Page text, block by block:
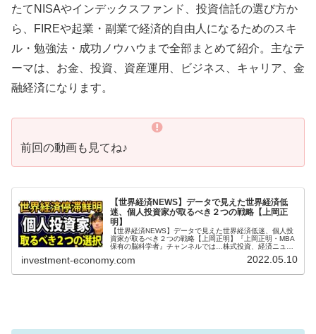
たてNISAやインデックスファンド、投資信託の選び方か
ら、FIREや起業・副業で経済的自由人になるためのスキ
ル・勉強法・成功ノウハウまで全部まとめて紹介。主なテ
ーマは、お金、投資、資産運用、ビジネス、キャリア、金
融経済になります。
前回の動画も見てね♪
【世界経済NEWS】データで見えた世界経済低
迷、個人投資家が取るべき２つの戦略【上岡正
明】
【世界経済NEWS】データで見えた世界経済低迷、個人投
資家が取るべき２つの戦略【上岡正明】『上岡正明・MBA
保有の脳科学者』チャンネルでは…株式投資、経済ニュー
ん出たい人のための番組。MB...
investment-economy.com 2022.05.10